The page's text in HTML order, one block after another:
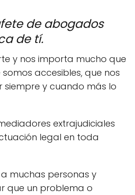
de abogados
de tí.
y nos importa mucho que
accesibles, que nos
siempre y cuando más lo
extrajudiciales
legal en toda
muchas personas y
que un problema o